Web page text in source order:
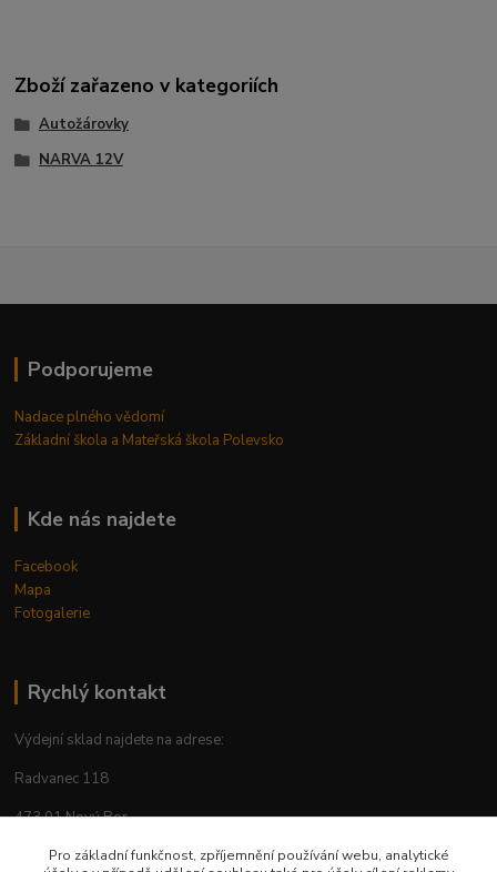
Zboží zařazeno v kategoriích
Autožárovky
NARVA 12V
Podporujeme
Nadace plného vědomí
Základní škola a Mateřská škola Polevsko
Kde nás najdete
Facebook
Mapa
Fotogalerie
Rychlý kontakt
Výdejní sklad najdete na adrese:
Radvanec 118
473 01 Nový Bor
tel: +420 605 283 713
Pro základní funkčnost, zpříjemnění používání webu, analytické